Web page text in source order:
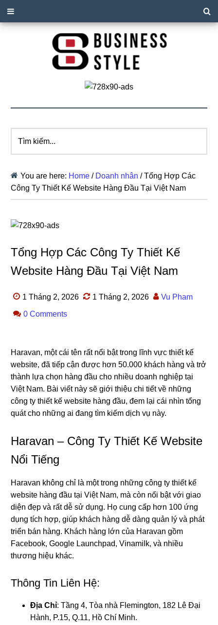
kiếm...
You are here: Home / Doanh nhân /Tổng Hợp Các
Công Ty Thiết Kế Website Hàng Đầu Tại Việt Nam
Tổng Hợp Các Công Ty Thiết Kế
Website Hàng Đầu Tại Việt Nam
1 Tháng 2, 2026 1 Tháng 2, 2026 Vu Pham
0 Comments
Haravan, một cái tên rất nổi bật trong lĩnh vực thiết kế
website, đã tiếp cận được hơn 50.000 khách hàng và trở
thành lựa chọn hàng đầu cho nhiều doanh nghiệp tại
Việt Nam. Bài viết này sẽ giới thiệu chi tiết về những
công ty thiết kế website hàng đầu, đem lại cái nhìn tổng
quát cho những ai đang tìm kiếm dịch vụ này.
Haravan – Công Ty Thiết Kế Website
Nổi Tiếng
Haravan không chỉ là một trong những công ty thiết kế
website hàng đầu tại Việt Nam, mà còn nổi bật với giao
diện đẹp và rất dễ sử dụng. Họ cung cấp hơn 100 ứng
dụng tích hợp, giúp khách hàng dễ dàng quản lý và phát
triển bán hàng. Khách hàng lớn của Haravan gồm
Facebook, Google Launchpad, Vinamilk, và nhiều
thương hiệu khác.
Thông Tin Liên Hệ:
Địa Chỉ: Tầng 4, Tòa nhà Flemington, 182 Lê Đại
Hành, P.15, Q.11, Hồ Chí Minh.